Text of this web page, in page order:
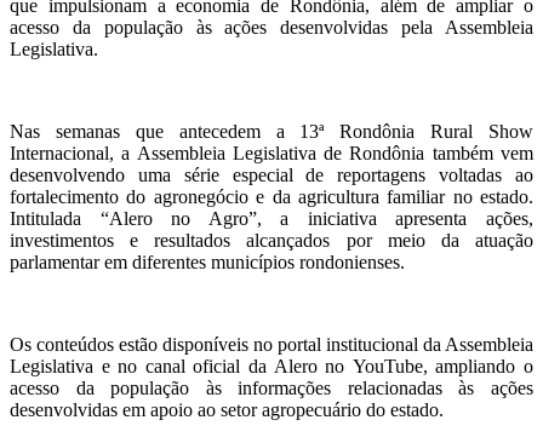
que impulsionam a economia de Rondônia, além de ampliar o
acesso da população às ações desenvolvidas pela Assembleia
Legislativa.
Nas semanas que antecedem a 13ª Rondônia Rural Show
Internacional, a Assembleia Legislativa de Rondônia também vem
desenvolvendo uma série especial de reportagens voltadas ao
fortalecimento do agronegócio e da agricultura familiar no estado.
Intitulada “Alero no Agro”, a iniciativa apresenta ações,
investimentos e resultados alcançados por meio da atuação
parlamentar em diferentes municípios rondonienses.
Os conteúdos estão disponíveis no portal institucional da Assembleia
Legislativa e no canal oficial da Alero no YouTube, ampliando o
acesso da população às informações relacionadas às ações
desenvolvidas em apoio ao setor agropecuário do estado.